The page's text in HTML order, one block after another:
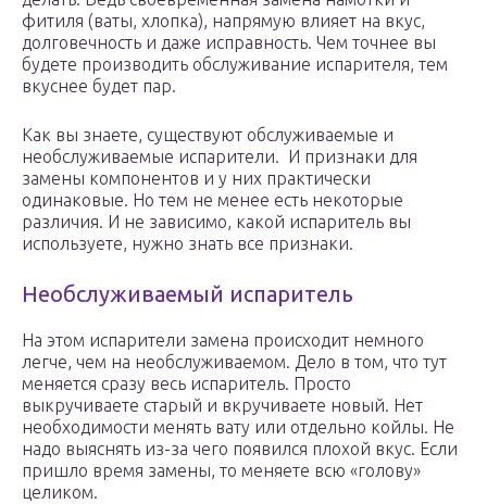
фитиля (ваты, хлопка), напрямую влияет на вкус,
долговечность и даже исправность. Чем точнее вы
будете производить обслуживание испарителя, тем
вкуснее будет пар.
Как вы знаете, существуют обслуживаемые и
необслуживаемые испарители. И признаки для
замены компонентов и у них практически
одинаковые. Но тем не менее есть некоторые
различия. И не зависимо, какой испаритель вы
используете, нужно знать все признаки.
Необслуживаемый испаритель
На этом испарители замена происходит немного
легче, чем на необслуживаемом. Дело в том, что тут
меняется сразу весь испаритель. Просто
выкручиваете старый и вкручиваете новый. Нет
необходимости менять вату или отдельно койлы. Не
надо выяснять из-за чего появился плохой вкус. Если
пришло время замены, то меняете всю «голову»
целиком.